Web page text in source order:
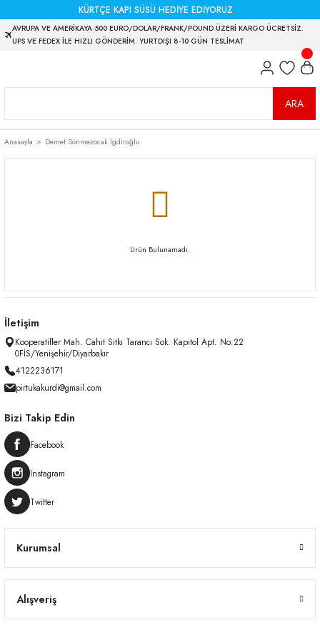
KÜRTÇE KAPI SÜSÜ HEDİYE EDİYORUZ
AVRUPA VE AMERİKAYA 500 EURO/DOLAR/FRANK/POUND ÜZERİ KARGO ÜCRETSİZ.
UPS VE FEDEX İLE HIZLI GÖNDERİM. YURTDIŞI 8-10 GÜN TESLİMAT
ARA
Anasayfa Demet Sönmezocak İgdiroğlu
Ürün Bulunamadı.
İletişim
Kooperatifler Mah. Cahit Sıtkı Tarancı Sok. Kapitol Apt. No:22
0FİS/Yenişehir/Diyarbakır
4122236171
pirtukakurdi@gmail.com
Kurumsal
Alışveriş
Bizi Takip Edin
Facebook
Instagram
Twitter